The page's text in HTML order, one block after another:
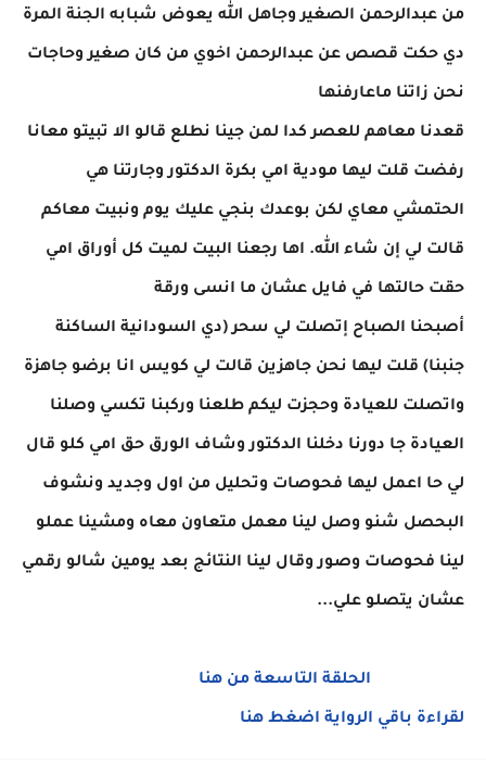
من عبدالرحمن الصغير وجاهل الله يعوض شبابه الجنة المرة
دي حكت قصص عن عبدالرحمن اخوي من كان صغير وحاجات
نحن زاتنا ماعارفنها
قعدنا معاهم للعصر كدا لمن جينا نطلع قالو الا تبيتو معانا
رفضت قلت ليها مودية امي بكرة الدكتور وجارتنا هي
الحتمشي معاي لكن بوعدك بنجي عليك يوم ونبيت معاكم
قالت لي إن شاء الله. اها رجعنا البيت لميت كل أوراق امي
حقت حالتها في فايل عشان ما انسى ورقة
أصبحنا الصباح إتصلت لي سحر (دي السودانية الساكنة
جنبنا) قلت ليها نحن جاهزين قالت لي كويس انا برضو جاهزة
واتصلت للعيادة وحجزت ليكم طلعنا وركبنا تكسي وصلنا
العيادة جا دورنا دخلنا الدكتور وشاف الورق حق امي كلو قال
لي حا اعمل ليها فحوصات وتحليل من اول وجديد ونشوف
البحصل شنو وصل لينا معمل متعاون معاه ومشينا عملو
لينا فحوصات وصور وقال لينا النتائج بعد يومين شالو رقمي
عشان يتصلو علي...
الحلقة التاسعة من هنا
لقراءة باقي الرواية اضغط هنا